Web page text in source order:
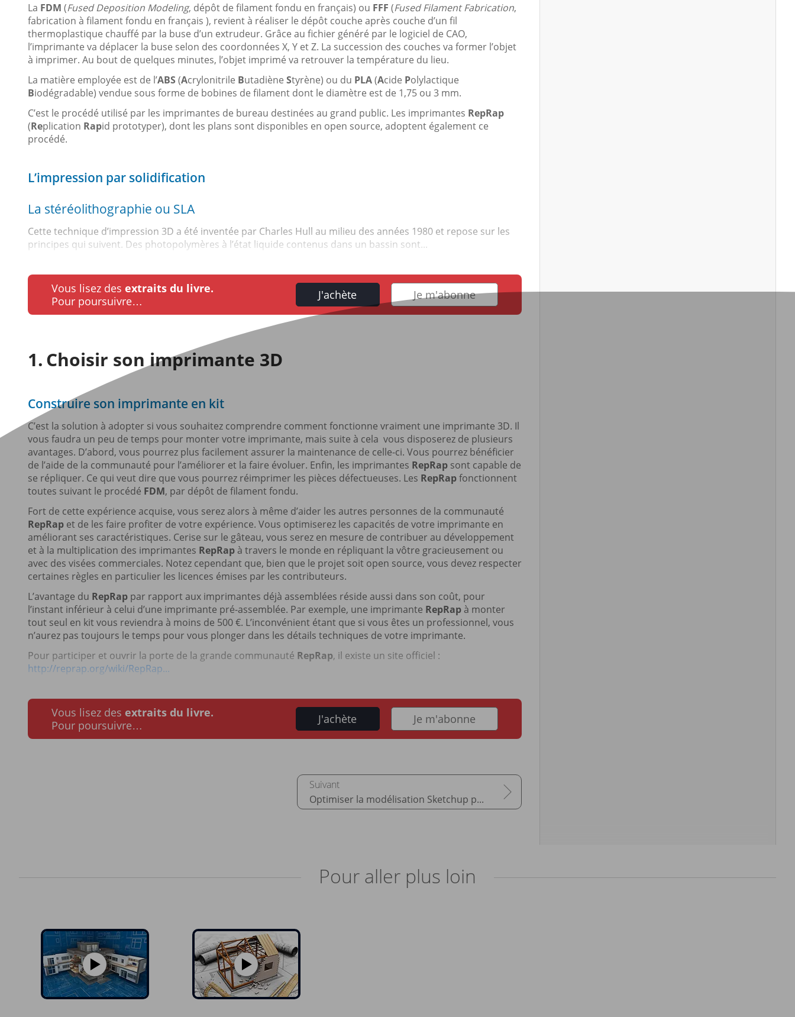
La FDM (Fused Deposition Modeling, dépôt de filament fondu en français) ou FFF (Fused Filament Fabrication,
fabrication à filament fondu en français ), revient à réaliser le dépôt couche après couche d’un fil
thermoplastique chauffé par la buse d’un extrudeur. Grâce au fichier généré par le logiciel de CAO,
l’imprimante va déplacer la buse selon des coordonnées X, Y et Z. La succession des couches va former l’objet
à imprimer. Au bout de quelques minutes, l’objet imprimé va retrouver la température du lieu.
La matière employée est de l’ABS(Acrylonitrile Butadiène Styrène) ou du PLA(Acide Polylactique
Biodégradable) vendue sous forme de bobines de filament dont le diamètre est de 1,75 ou 3 mm.
C’est le procédé utilisé par les imprimantes de bureau destinées au grand public. Les imprimantes RepRap
(Replication Rapid prototyper), dont les plans sont disponibles en open source, adoptent également ce
procédé.
L’impression par solidification
La stéréolithographie ou SLA
Cette technique d’impression 3D a été inventée par Charles Hull au milieu des années 1980 et repose sur les
principes qui suivent. Des photopolymères à l’état liquide contenus dans un bassin sont...
Vous lisez des extraits du livre.
Pour poursuivre…
J'achète Je m'abonne
Choisir son imprimante 3D
Construire son imprimante en kit
C’est la solution à adopter si vous souhaitez comprendre comment fonctionne vraiment une imprimante 3D. Il
vous faudra un peu de temps pour monter votre imprimante, mais suite à cela vous disposerez de plusieurs
avantages. D’abord, vous pourrez plus facilement assurer la maintenance de celle-ci. Vous pourrez bénéficier
de l’aide de la communauté pour l’améliorer et la faire évoluer. Enfin, les imprimantes RepRap sont capable de
se répliquer. Ce qui veut dire que vous pourrez réimprimer les pièces défectueuses. Les RepRapfonctionnent
toutes suivant le procédé FDM, par dépôt de filament fondu.
Fort de cette expérience acquise, vous serez alors à même d’aider les autres personnes de la communauté
RepRap et de les faire profiter de votre expérience. Vous optimiserez les capacités de votre imprimante en
améliorant ses caractéristiques. Cerise sur le gâteau, vous serez en mesure de contribuer au développement
et à la multiplication des imprimantes RepRapà travers le monde en répliquant la vôtre gracieusement ou
avec des visées commerciales. Notez cependant que, bien que le projet soit open source, vous devez respecter
certaines règles en particulier les licences émises par les contributeurs.
L’avantage du RepRap par rapport aux imprimantes déjà assemblées réside aussi dans son coût, pour
l’instant inférieur à celui d’une imprimante pré-assemblée. Par exemple, une imprimante RepRapà monter
tout seul en kit vous reviendra à moins de 500 €. L’inconvénient étant que si vous êtes un professionnel, vous
n’aurez pas toujours le temps pour vous plonger dans les détails techniques de votre imprimante.
Pour participer et ouvrir la porte de la grande communauté RepRap, il existe un site officiel :
http://reprap.org/wiki/RepRap...
Vous lisez des extraits du livre.
Pour poursuivre…
J'achète Je m'abonne
Optimiser la modélisation Sketchup pour l’impression 3D
Pour aller plus loin